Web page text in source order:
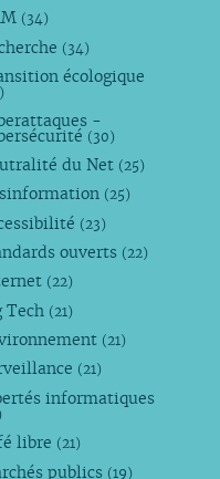
(34)
(34)
écologique
-
(30)
du Net (25)
(25)
(23)
ouverts (22)
(22)
Tech (21)
(21)
(21)
informatiques
libre (21)
publics (19)